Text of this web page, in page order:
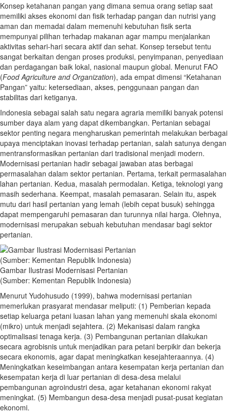
Konsep ketahanan pangan yang dimana semua orang setiap saat
memiliki akses ekonomi dan fisik terhadap pangan dan nutrisi yang
aman dan memadai dalam memenuhi kebutuhan fisik serta
mempunyai pilihan terhadap makanan agar mampu menjalankan
aktivitas sehari-hari secara aktif dan sehat. Konsep tersebut tentu
sangat berkaitan dengan proses produksi, penyimpanan, penyediaan
dan perdagangan baik lokal, nasional maupun global. Menurut FAO
(Food Agriculture and Organization), ada empat dimensi “Ketahanan
Pangan” yaitu: ketersediaan, akses, penggunaan pangan dan
stabilitas dari ketiganya.
Indonesia sebagai salah satu negara agraria memiliki banyak potensi
sumber daya alam yang dapat dikembangkan. Pertanian sebagai
sektor penting negara mengharuskan pemerintah melakukan berbagai
upaya menciptakan inovasi terhadap pertanian, salah satunya dengan
mentransformasikan pertanian dari tradisional menjadi modern.
Modernisasi pertanian hadir sebagai jawaban atas berbagai
permasalahan dalam sektor pertanian. Pertama, terkait permasalahan
lahan pertanian. Kedua, masalah permodalan. Ketiga, teknologi yang
masih sederhana. Keempat, masalah pemasaran. Selain itu, aspek
mutu dari hasil pertanian yang lemah (lebih cepat busuk) sehingga
dapat mempengaruhi pemasaran dan turunnya nilai harga. Olehnya,
modernisasi merupakan sebuah kebutuhan mendasar bagi sektor
pertanian.
Gambar Ilustrasi Modernisasi Pertanian
(Sumber: Kementan Republik Indonesia)
Menurut Yudohusudo (1999), bahwa modernisasi pertanian
memerlukan prasyarat mendasar meliputi: (1) Pemberian kepada
setiap keluarga petani luasan lahan yang memenuhi skala ekonomi
(mikro) untuk menjadi sejahtera. (2) Mekanisasi dalam rangka
optimalisasi tenaga kerja. (3) Pembangunan pertanian dilakukan
secara agrobisnis untuk menjadikan para petani berpikir dan bekerja
secara ekonomis, agar dapat meningkatkan kesejahteraannya. (4)
Meningkatkan keseimbangan antara kesempatan kerja pertanian dan
kesempatan kerja di luar pertanian di desa-desa melalui
pembangunan agroindustri desa, agar ketahanan ekonomi rakyat
meningkat. (5) Membangun desa-desa menjadi pusat-pusat kegiatan
ekonomi.